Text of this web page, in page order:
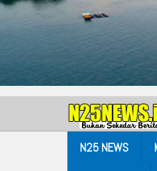
N25 NEWS